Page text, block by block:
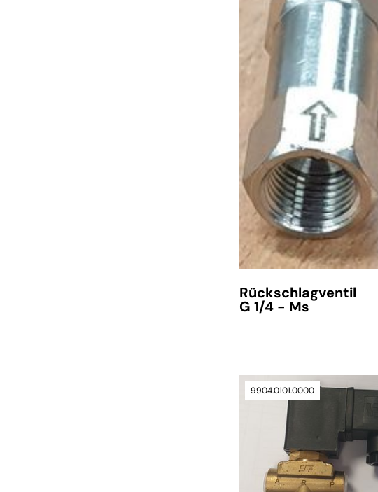
Rückschlagventil
G 1/4 - Ms
9904.0101.0000